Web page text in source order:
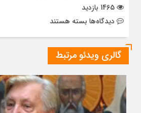
دیدگاه‌ها برای
در
معماری
بسته هستند
گالری ویدئو مرتبط